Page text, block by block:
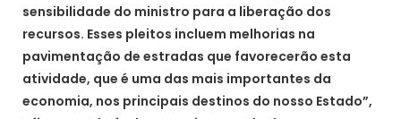
sensibilidade do ministro para a liberação dos
recursos. Esses pleitos incluem melhorias na
pavimentação de estradas que favorecerão esta
atividade, que é uma das mais importantes da
economia, nos principais destinos do nosso Estado”,